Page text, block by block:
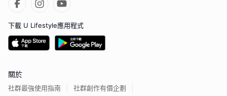
下載 U Lifestyle應用程式
關於
社群最強使用指南 社群創作有價企劃